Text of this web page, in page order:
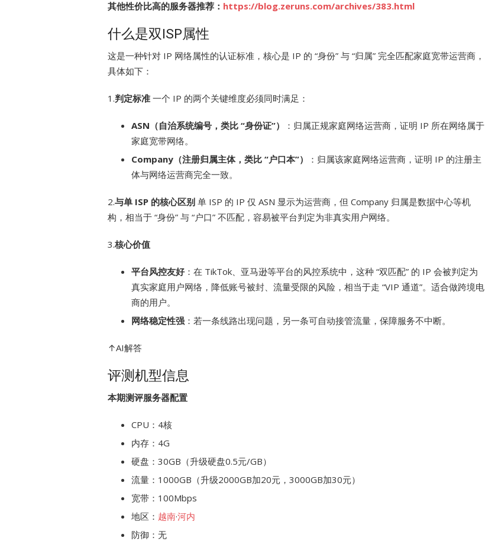
其他性价比高的服务器推荐： https://blog.zeruns.com/archives/383.html
什么是双ISP属性
这是一种针对 IP 网络属性的认证标准，核心是 IP 的 “身份” 与 “归属” 完全匹配家庭宽带运营商，
具体如下：
1.判定标准 一个 IP 的两个关键维度必须同时满足：
ASN（自治系统编号，类比 “身份证”）
：归属正规家庭网络运营商，证明 IP 所在网络属于
家庭宽带网络。
Company（注册归属主体，类比 “户口本”）
：归属该家庭网络运营商，证明 IP 的注册主
体与网络运营商完全一致。
2.与单 ISP 的核心区别 单 ISP 的 IP 仅 ASN 显示为运营商，但 Company 归属是数据中心等机
构，相当于 “身份” 与 “户口” 不匹配，容易被平台判定为非真实用户网络。
3.核心价值
平台风控友好：在 TikTok、亚马逊等平台的风控系统中，这种 “双匹配” 的 IP 会被判定为
真实家庭用户网络，降低账号被封、流量受限的风险，相当于走 “VIP 通道”。适合做跨境电
商的用户。
网络稳定性强 ：若一条线路出现问题，另一条可自动接管流量，保障服务不中断。
↑AI解答
评测机型信息
本期测评服务器配置
CPU：4核
内存：4G
硬盘：30GB（升级硬盘0.5元/GB）
流量：1000GB（升级2000GB加20元，3000GB加30元）
宽带：100Mbps
地区： 越南·河内
防御：无